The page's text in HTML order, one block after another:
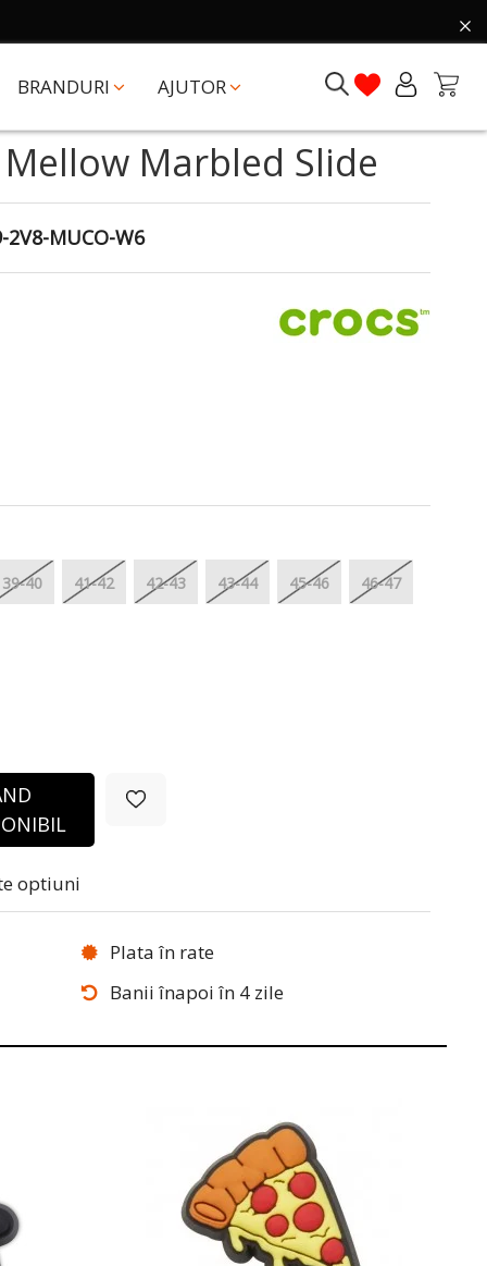
BRANDURI AJUTOR
Marbled Slide
2V8-MUCO-W6
39-40 41-42 42-43 43-44 45-46 46-47
optiuni
Plata în rate
Banii înapoi în 4 zile